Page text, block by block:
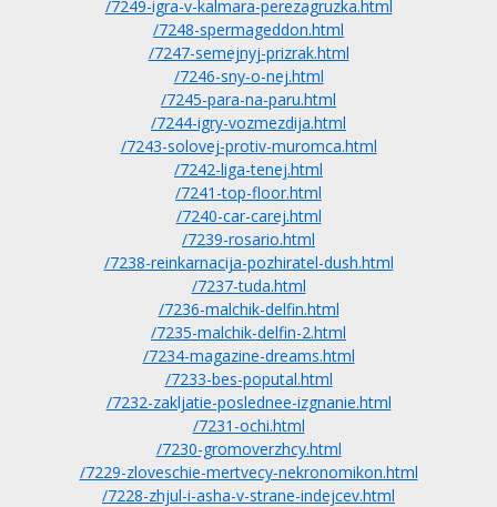
/7249-igra-v-kalmara-perezagruzka.html
/7248-spermageddon.html
/7247-semejnyj-prizrak.html
/7246-sny-o-nej.html
/7245-para-na-paru.html
/7244-igry-vozmezdija.html
/7243-solovej-protiv-muromca.html
/7242-liga-tenej.html
/7241-top-floor.html
/7240-car-carej.html
/7239-rosario.html
/7238-reinkarnacija-pozhiratel-dush.html
/7237-tuda.html
/7236-malchik-delfin.html
/7235-malchik-delfin-2.html
/7234-magazine-dreams.html
/7233-bes-poputal.html
/7232-zakljatie-poslednee-izgnanie.html
/7231-ochi.html
/7230-gromoverzhcy.html
/7229-zloveschie-mertvecy-nekronomikon.html
/7228-zhjul-i-asha-v-strane-indejcev.html